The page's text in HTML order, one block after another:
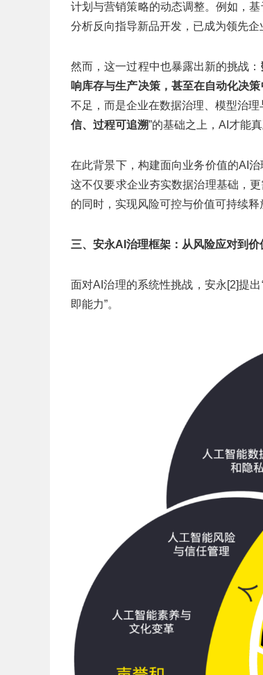
计划与营销策略的动态调整。例如，
分析反向指导新品开发，已成为领先
然而，这一过程中也暴露出新的挑战：
响库存与生产决策，甚至在自动化决
不足，而是企业在数据治理、模型治
信、过程可追溯”的基础之上，AI才能
在此背景下，构建面向业务价值的AI
这不仅要求企业夯实数据治理基础，
的同时，实现风险可控与价值可持续释
三、 安永AI治理框架：从风险应对到价
面对AI治理的系统性挑战，安永[2]提
即能力”。